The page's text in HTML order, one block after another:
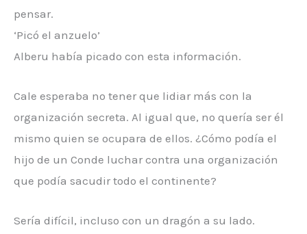
pensar.
‘Picó el anzuelo’
Alberu había picado con esta información.
Cale esperaba no tener que lidiar más con la
organización secreta. Al igual que, no quería ser él
mismo quien se ocupara de ellos. ¿Cómo podía el
hijo de un Conde luchar contra una organización
que podía sacudir todo el continente?
Sería difícil, incluso con un dragón a su lado.